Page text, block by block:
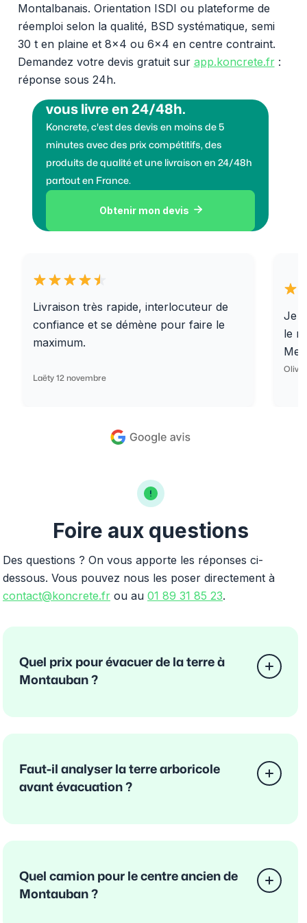
Montalbanais. Orientation ISDI ou plateforme de
réemploi selon la qualité, BSD systématique, semi
30 t en plaine et 8x4 ou 6x4 en centre contraint.
Demandez votre devis gratuit sur app.koncrete.fr:
réponse sous 24h.
vous livre en 24/48h.
Koncrete, c'est des devis en moins de 5
minutes avec des prix compétitifs, des
produits de qualité et une livraison en 24/48h
partout en France.
Obtenir mon devis 
Livraison très rapide, interlocuteur de
confiance et se démène pour faire le
maximum.
Laëty 12 novembre
Je
le
Foire aux questions
Des questions ? On vous apporte les réponses ci-
dessous. Vous pouvez nous les poser directement à
contact@koncrete.fr ou au 01 89 31 85 23.
Quel prix pour évacuer de la terre à
Montauban ?
Faut-il analyser la terre arboricole
avant évacuation ?
Quel camion pour le centre ancien de
Montauban ?